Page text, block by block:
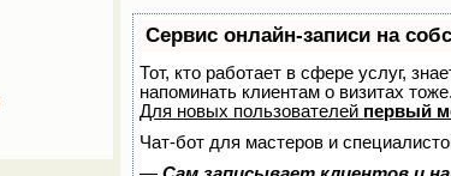
Сервис онлайн-записи на
Тот, кто работает в сфере услуг,
напоминать клиентам о визитах
Для новых пользователей первый
Чат-бот для мастеров и